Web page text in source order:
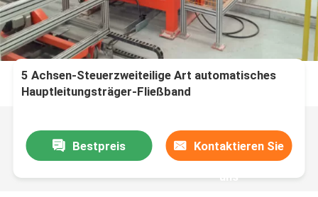
5 Achsen-Steuerzweiteilige Art automatisches
Hauptleitungsträger-Fließband
Bestpreis Kontaktieren Sie
uns